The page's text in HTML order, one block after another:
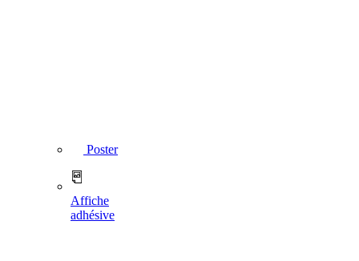
Affiche
adhésive
Poster